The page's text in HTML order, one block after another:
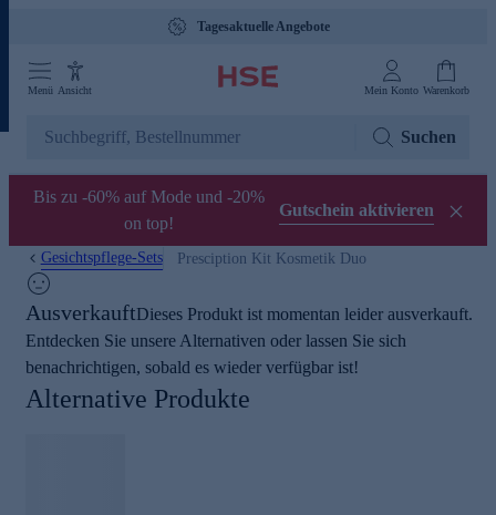
Tagesaktuelle Angebote
Menü Ansicht Mein Konto Warenkorb
Suchen
Bis zu -60% auf Mode und -20%
on top!
Gutschein aktivieren
Gesichtspflege-Sets Presciption Kit Kosmetik Duo
AusverkauftDieses Produkt ist momentan leider ausverkauft.
Entdecken Sie unsere Alternativen oder lassen Sie sich
benachrichtigen, sobald es wieder verfügbar ist!
Alternative Produkte